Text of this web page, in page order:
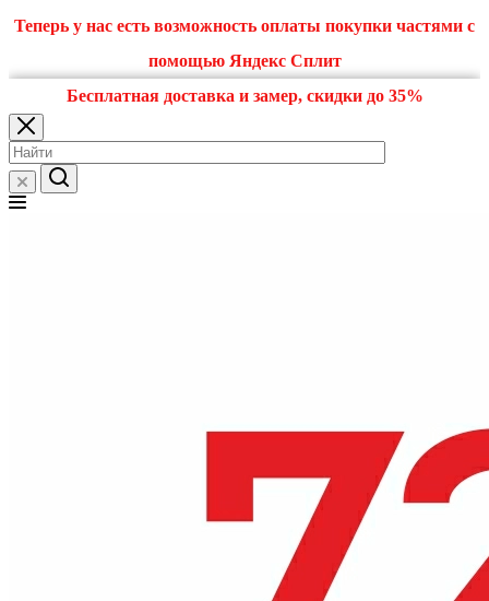
Теперь у нас есть возможность оплаты покупки частями с
помощью Яндекс Сплит
Бесплатная доставка и замер, скидки до 35%